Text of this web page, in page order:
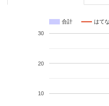
合計 はて
10
20
30